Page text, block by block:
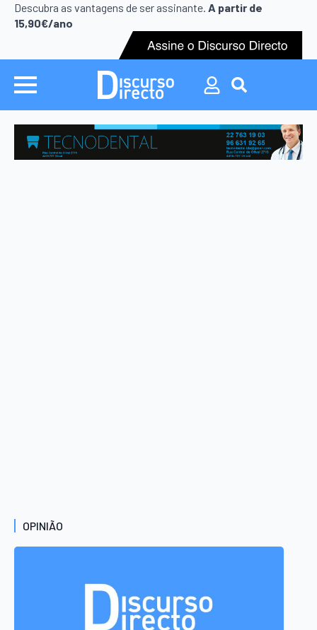
Descubra as vantagens de ser assinante. A partir de
15,90€/ano
Search
for:
Search
OPINIÃO